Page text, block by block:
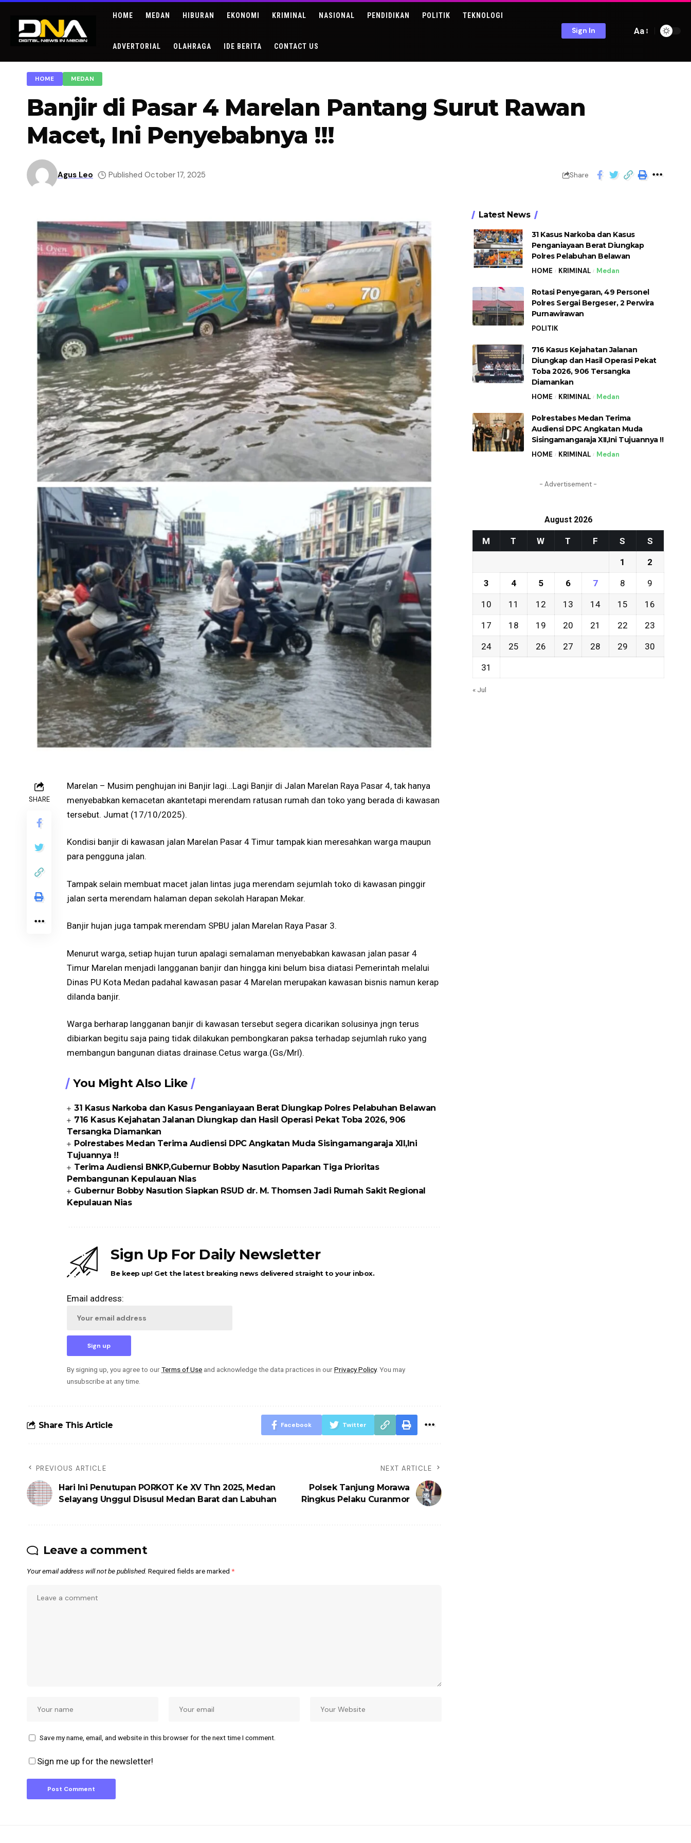
HOME MEDAN HIBURAN EKONOMI KRIMINAL NASIONAL PENDIDIKAN POLITIK TEKNOLOGI
ADVERTORIAL OLAHRAGA IDE BERITA CONTACT US
Sign In Aa
HOME MEDAN
Banjir di Pasar 4 Marelan Pantang Surut Rawan
Macet, Ini Penyebabnya !!!
Agus Leo Published October 17, 2025 Share
SHARE
Marelan – Musim penghujan ini Banjir lagi…Lagi Banjir di Jalan Marelan Raya Pasar 4, tak hanya
menyebabkan kemacetan akantetapi merendam ratusan rumah dan toko yang berada di kawasan
tersebut. Jumat (17/10/2025).
Kondisi banjir di kawasan jalan Marelan Pasar 4 Timur tampak kian meresahkan warga maupun
para pengguna jalan.
Tampak selain membuat macet jalan lintas juga merendam sejumlah toko di kawasan pinggir
jalan serta merendam halaman depan sekolah Harapan Mekar.
Banjir hujan juga tampak merendam SPBU jalan Marelan Raya Pasar 3.
Menurut warga, setiap hujan turun apalagi semalaman menyebabkan kawasan jalan pasar 4
Timur Marelan menjadi langganan banjir dan hingga kini belum bisa diatasi Pemerintah melalui
Dinas PU Kota Medan padahal kawasan pasar 4 Marelan merupakan kawasan bisnis namun kerap
dilanda banjir.
Warga berharap langganan banjir di kawasan tersebut segera dicarikan solusinya jngn terus
dibiarkan begitu saja paing tidak dilakukan pembongkaran paksa terhadap sejumlah ruko yang
membangun bangunan diatas drainase.Cetus warga.(Gs/Mrl).
You Might Also Like
31 Kasus Narkoba dan Kasus Penganiayaan Berat Diungkap Polres Pelabuhan Belawan
716 Kasus Kejahatan Jalanan Diungkap dan Hasil Operasi Pekat Toba 2026, 906
Tersangka Diamankan
Polrestabes Medan Terima Audiensi DPC Angkatan Muda Sisingamangaraja XII,Ini
Tujuannya !!
Terima Audiensi BNKP,Gubernur Bobby Nasution Paparkan Tiga Prioritas
Pembangunan Kepulauan Nias
Gubernur Bobby Nasution Siapkan RSUD dr. M. Thomsen Jadi Rumah Sakit Regional
Kepulauan Nias
Sign Up For Daily Newsletter
Be keep up! Get the latest breaking news delivered straight to your inbox.
Email address:
By signing up, you agree to ourTerms of Use and acknowledge the data practices in ourPrivacy Policy. You may
unsubscribe at any time.
Share This Article Facebook Twitter
PREVIOUS ARTICLE
Hari Ini Penutupan PORKOT Ke XV Thn 2025, Medan
Selayang Unggul Disusul Medan Barat dan Labuhan
NEXT ARTICLE
Polsek Tanjung Morawa
Ringkus Pelaku Curanmor
Leave a comment
Your email address will not be published. Required fields are marked *
Save my name, email, and website in this browser for the next time I comment.
Sign me up for the newsletter!
Latest News
31 Kasus Narkoba dan Kasus
Penganiayaan Berat Diungkap
Polres Pelabuhan Belawan
HOME KRIMINAL Medan
Rotasi Penyegaran, 49 Personel
Polres Sergai Bergeser, 2 Perwira
Purnawirawan
POLITIK
716 Kasus Kejahatan Jalanan
Diungkap dan Hasil Operasi Pekat
Toba 2026, 906 Tersangka
Diamankan
HOME KRIMINAL Medan
Polrestabes Medan Terima
Audiensi DPC Angkatan Muda
Sisingamangaraja XII,Ini Tujuannya !!
HOME KRIMINAL Medan
- Advertisement -
August 2026
M T W T F S S
1 2
3 4 5 6 7 8 9
10 11 12 13 14 15 16
17 18 19 20 21 22 23
24 25 26 27 28 29 30
31
« Jul